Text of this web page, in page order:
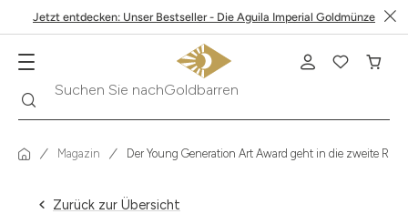
Jetzt entdecken: Unser Bestseller - Die Aguila Imperial Goldmünze
Suchen Sie nach
Krügerrand
Magazin Der Young Generation Art Award geht in die zweite
Zurück zur Übersicht